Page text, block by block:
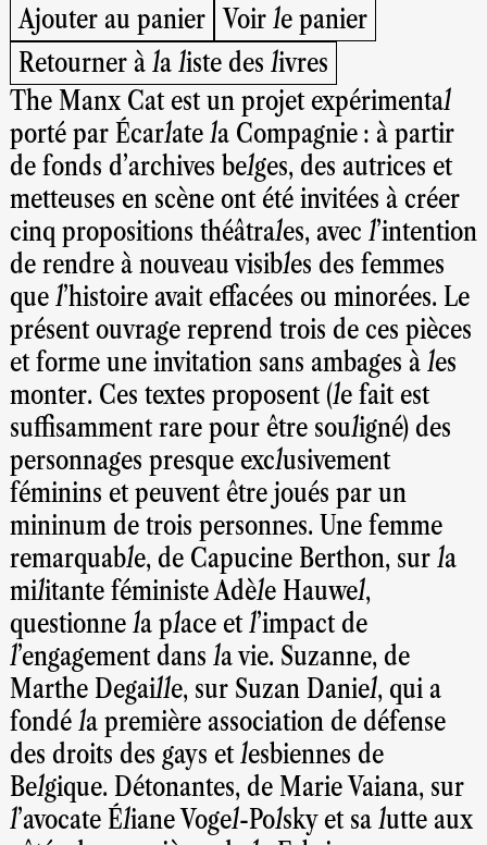
Ajouter au panier Voir le panier
Retourner à la liste des livres
The Manx Cat est un projet expérimental
porté par Écarlate la Compagnie : à partir
de fonds d’archives belges, des autrices et
metteuses en scène ont été invitées à créer
cinq propositions théâtrales, avec l’intention
de rendre à nouveau visibles des femmes
que l’histoire avait effacées ou minorées. Le
présent ouvrage reprend trois de ces pièces
et forme une invitation sans ambages à les
monter. Ces textes proposent (le fait est
suffisamment rare pour être souligné) des
personnages presque exclusivement
féminins et peuvent être joués par un
mininum de trois personnes. Une femme
remarquable, de Capucine Berthon, sur la
militante féministe Adèle Hauwel,
questionne la place et l’impact de
l’engagement dans la vie. Suzanne, de
Marthe Degaille, sur Suzan Daniel, qui a
fondé la première association de défense
des droits des gays et lesbiennes de
Belgique. Détonantes, de Marie Vaiana, sur
l’avocate Éliane Vogel-Polsky et sa lutte aux